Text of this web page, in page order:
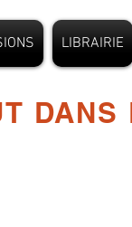
LIBRAIRIE
DANS